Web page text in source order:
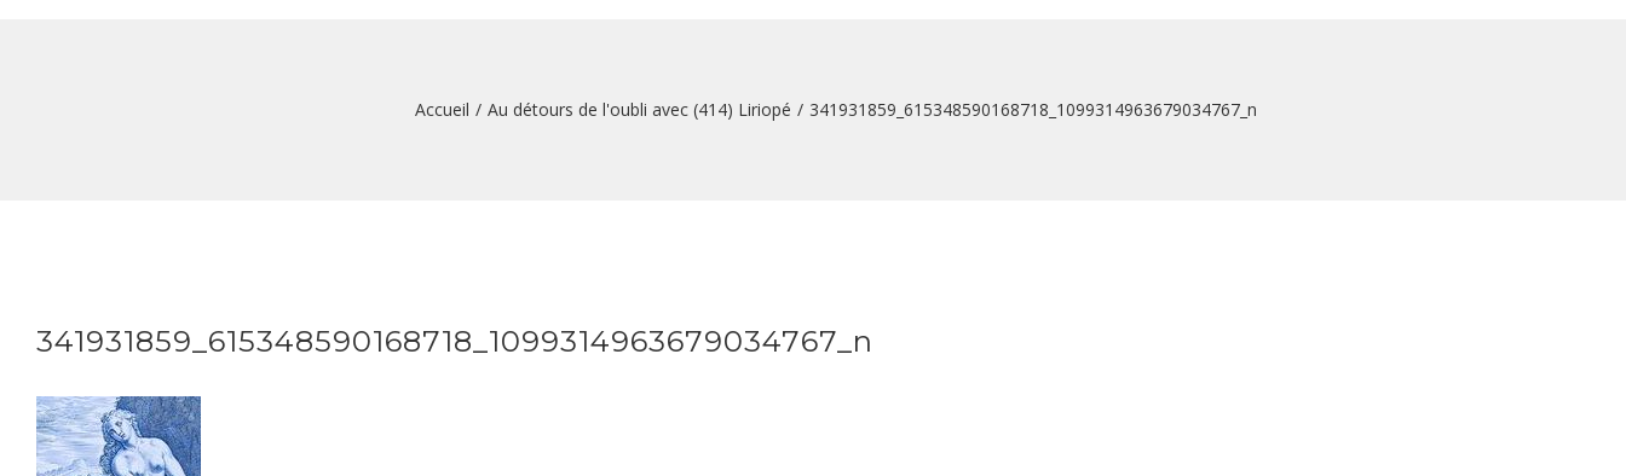
Accueil / Au détours de l'oubli avec (414) Liriopé / 341931859_615348590168718_1099314963679034767_n
341931859_615348590168718_1099314963679034767_n